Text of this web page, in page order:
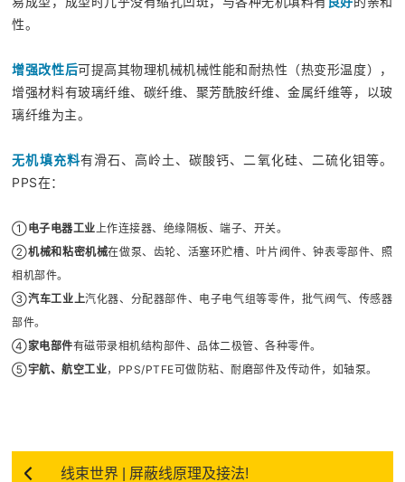
性。
增强改性后可提高其物理机械机械性能和耐热性（热变形温度），
增强材料有玻璃纤维、碳纤维、聚芳酰胺纤维、金属纤维等，以玻
璃纤维为主。
无机填充料有滑石、高岭土、碳酸钙、二氧化硅、二硫化钼等。
PPS在：
①电子电器工业上作连接器、绝缘隔板、端子、开关。
②机械和粘密机械在做泵、齿轮、活塞环贮槽、叶片阀件、钟表零部件、照
相机部件。
③汽车工业上汽化器、分配器部件、电子电气组等零件，批气阀气、传感器
部件。
④家电部件有磁带录相机结构部件、品体二极管、各种零件。
⑤宇航、航空工业，PPS/PTFE可做防粘、耐磨部件及传动件，如轴泵。
线束世界 | 屏蔽线原理及接法!